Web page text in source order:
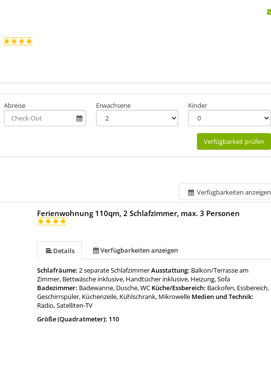
Abreise Erwachsene Kinder
Verfügbarkeit prüfen
Verfügbarkeiten anzeigen
Ferienwohnung 110qm, 2 Schlafzimmer, max. 3 Personen
Details Verfügbarkeiten anzeigen
Schlafräume: 2 separate SchlafzimmerAusstattung: Balkon/Terrasse am
Zimmer, Bettwäsche inklusive, Handtücher inklusive, Heizung, Sofa
Badezimmer: Badewanne, Dusche, WC Küche/Essbereich: Backofen, Essbereich,
Geschirrspüler, Küchenzeile, Kühlschrank, Mikrowelle Medien und Technik:
Radio, Satelliten-TV
Größe (Quadratmeter): 110